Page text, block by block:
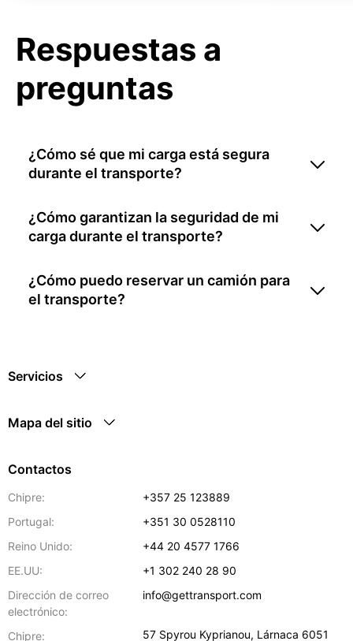
Respuestas a
preguntas
¿Cómo sé que mi carga está segura
durante el transporte?
¿Cómo garantizan la seguridad de mi
carga durante el transporte?
¿Cómo puedo reservar un camión para
el transporte?
Servicios
Mapa del sitio
Contactos
Chipre:
+357 25 123889
Portugal:
+351 30 0528110
Reino Unido:
+44 20 4577 1766
EE.UU:
+1 302 240 28 90
Dirección de correo
electrónico:
info@gettransport.com
Chipre: 57 Spyrou Kyprianou, Lárnaca 6051